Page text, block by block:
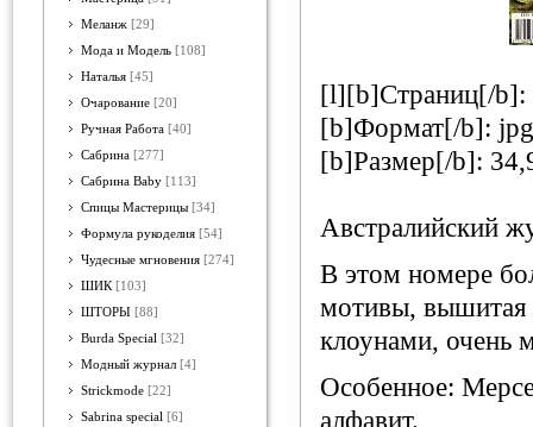
Меланж [29]
Мода и Модель [108]
Наталья [45]
Очарование [20]
Ручная Работа [40]
Сабрина [277]
Сабрина Baby [113]
Спицы Мастерицы [34]
Формула рукоделия [54]
Чудесные мгновения [274]
ШИК [103]
ШТОРЫ [88]
Burda Special [32]
Модный журнал [4]
Strickmode [22]
Sabrina special [6]
[l][b]Страниц[/b]:
[b]Формат[/b]: jpg
[b]Размер[/b]:
Австралийский
В этом номере
мотивы, вышитая
клоунами, очень
Особенное:
алфавит.